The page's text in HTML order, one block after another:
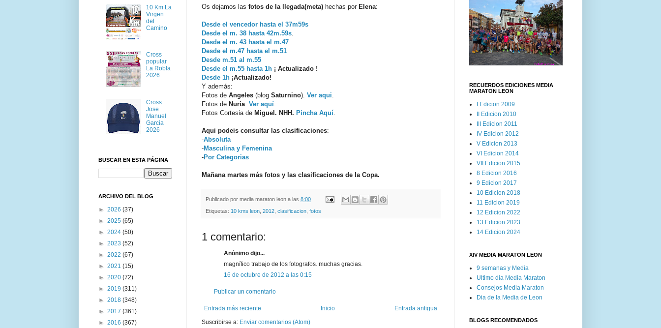
Os dejamos las fotos de la llegada(meta) hechas por Elena:
Desde el vencedor hasta el 37m59s
Desde el m. 38 hasta 42m.59s.
Desde el m. 43 hasta el m.47
Desde el m.47 hasta el m.51
Desde m.51 al m.55
Desde el m.55 hasta 1h ¡ Actualizado !
Desde 1h ¡Actualizado!
Y además:
Fotos de Angeles (blog Saturnino). Ver aqui.
Fotos de Nuria. Ver aquí.
Fotos Cortesia de Miguel. NHH. Pincha Aquí.
Aqui podeis consultar las clasificaciones:
-Absoluta
-Masculina y Femenina
-Por Categorias
Mañana martes más fotos y las clasificaciones de la Copa.
Publicado por media maraton leon a las 8:00
Etiquetas: 10 kms leon 2012 clasificacion fotos
1 comentario:
Anónimo dijo...
magnífico trabajo de los fotografos. muchas gracias.
16 de octubre de 2012 a las 0:15
Publicar un comentario
Entrada más reciente Entrada antigua
Inicio
Suscribirse a: Enviar comentarios (Atom)
10 Km La
Virgen
del
Camino
Cross
popular
La Robla
2026
Cross
Jose
Manuel
Garcia
2026
BUSCAR EN ESTA PÁGINA
ARCHIVO DEL BLOG
► 2026 (37)
► 2025 (65)
► 2024 (50)
► 2023 (52)
► 2022 (67)
► 2021 (15)
► 2020 (72)
► 2019 (311)
► 2018 (348)
► 2017 (361)
► 2016 (367)
RECUERDOS EDICIONES MEDIA
MARATON LEON
I Edicion 2009
II Edicion 2010
III Edicion 2011
IV Edicion 2012
V Edicion 2013
VI Edicion 2014
VII Edicion 2015
8 Edicion 2016
9 Edicion 2017
10 Edicion 2018
11 Edicion 2019
12 Edicion 2022
13 Edicion 2023
14 Edicion 2024
XIV MEDIA MARATON LEON
9 semanas y Media
Ultimo dia Media Maraton
Consejos Media Maraton
Dia de la Media de Leon
BLOGS RECOMENDADOS